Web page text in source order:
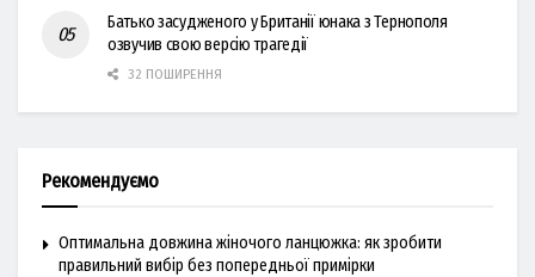
Батько засудженого у Британії юнака з Тернополя
озвучив свою версію трагедії
32 ПОШИРЕННЯ
Рекомендуємо
Оптимальна довжина жіночого ланцюжка: як зробити
правильний вибір без попередньої примірки